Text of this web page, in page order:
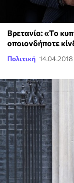
Βρετανία: «Tο
οποιονδήποτε
Πολιτική